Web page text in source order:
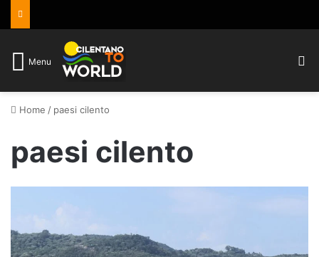
Menu
Home / paesi cilento
paesi cilento